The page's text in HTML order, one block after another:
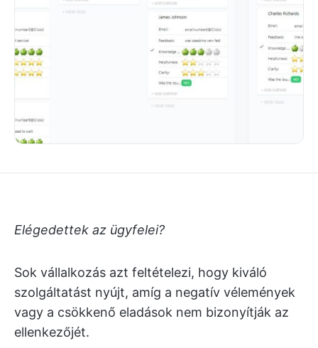
Elégedettek az ügyfelei?
Sok vállalkozás azt feltételezi, hogy kiváló
szolgáltatást nyújt, amíg a negatív vélemények
vagy a csökkenő eladások nem bizonyítják az
ellenkezőjét.